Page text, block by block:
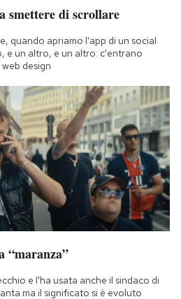
smettere di scrollare
quando apriamo l'app di un social
e un altro, e un altro: c'entrano
design
“maranza”
e l'ha usata anche il sindaco di
ma il significato si è evoluto